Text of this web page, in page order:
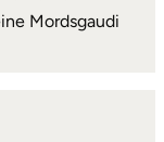
Mordsgaudi